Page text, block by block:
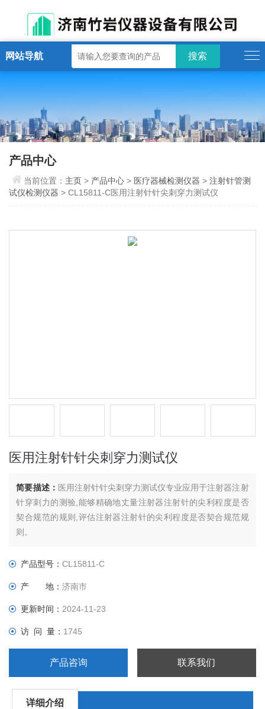
网站导航
产品中心
当前位置： 主页> 产品中心 > 医疗器械检测仪器 >注射针管测
试仪检测仪器 > CL15811-C医用注射针针尖刺穿力测试仪
医用注射针针尖刺穿力测试仪
简要描述： 医用注射针针尖刺穿力测试仪专业应用于注射器注射
针穿刺力的测验,能够精确地丈量注射器注射针的尖利程度是否
契合规范的规则,评估注射器注射针的尖利程度是否契合规范规
则。
产品型号：CL15811-C
产 地：济南市
更新时间：2024-11-23
访 问 量： 1745
产品咨询 联系我们
详细介绍